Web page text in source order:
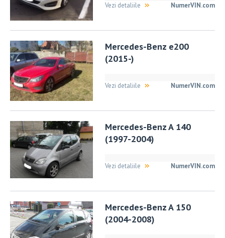
NumerVIN.com
Vezi detaliile
Mercedes-Benz e200
(2015-)
NumerVIN.com
Vezi detaliile
Mercedes-Benz A 140
(1997-2004)
NumerVIN.com
Vezi detaliile
Mercedes-Benz A 150
(2004-2008)